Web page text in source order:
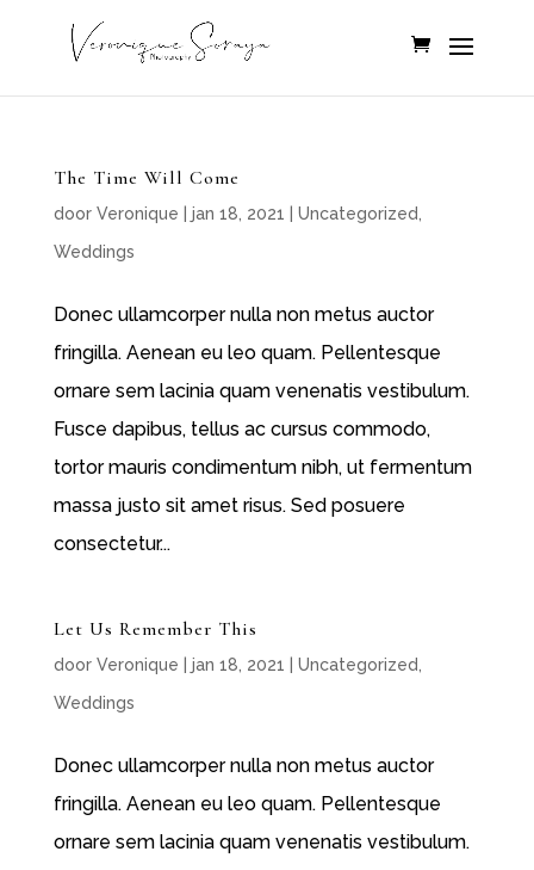
The Time Will Come
door Veronique jan 18, 2021 Uncategorized
Weddings
Donec ullamcorper nulla non metus auctor
fringilla. Aenean eu leo quam. Pellentesque
ornare sem lacinia quam venenatis vestibulum.
Fusce dapibus, tellus ac cursus commodo,
tortor mauris condimentum nibh, ut fermentum
massa justo sit amet risus. Sed posuere
consectetur...
Let Us Remember This
door Veronique jan 18, 2021 Uncategorized
Weddings
Donec ullamcorper nulla non metus auctor
fringilla. Aenean eu leo quam. Pellentesque
ornare sem lacinia quam venenatis vestibulum.